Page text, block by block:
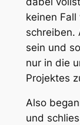
keinen
schreiben.
sein und
nur in die
Projektes
Also
und